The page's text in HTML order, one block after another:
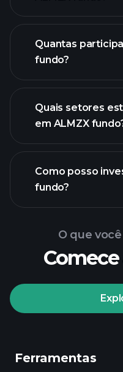
Quantas
fundo?
Quais setores
em ALMZX
Como posso
fundo?
recomendado
O que
Ferramentas